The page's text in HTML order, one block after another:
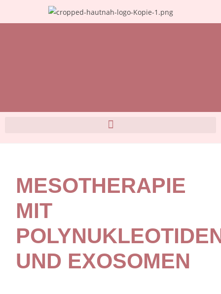
MESOTHERAPIE
MIT
UND EXOSOMEN